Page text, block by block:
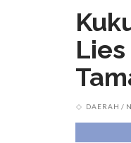
DAERAH